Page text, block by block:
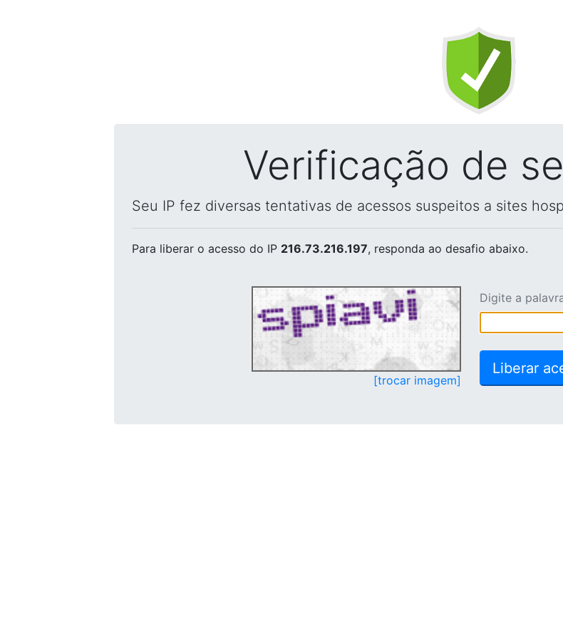
Verificação de
Seu IP fez diversas tentativas de acessos suspeitos a sites
Para liberar o acesso do IP 216.73.216.197, responda ao desafio abaixo.
[trocar imagem]
Digite a